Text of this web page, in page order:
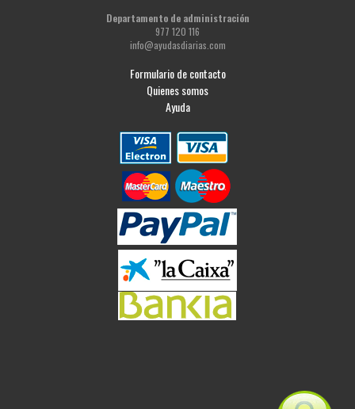
Departamento de administración
977 120 116
info@ayudasdiarias.com
Formulario de contacto
Quienes somos
Ayuda